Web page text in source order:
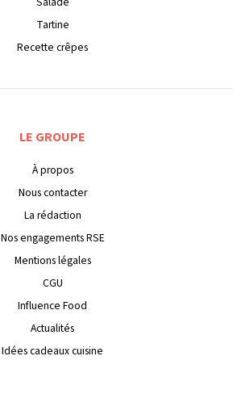
Tartine
Recette crêpes
LE GROUPE
À propos
Nous contacter
La rédaction
Nos engagements RSE
Mentions légales
CGU
Influence Food
Actualités
Idées cadeaux cuisine